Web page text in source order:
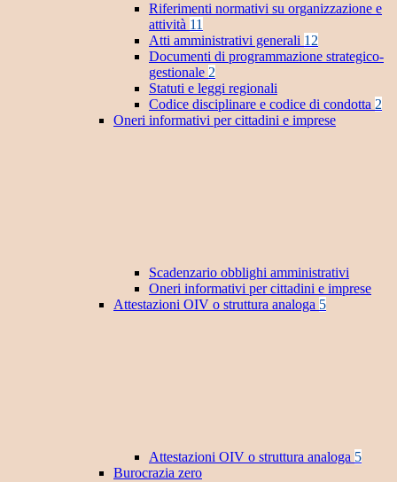
Riferimenti normativi su organizzazione e
attività 11
Atti amministrativi generali 12
Documenti di programmazione strategico-
gestionale 2
Statuti e leggi regionali
Codice disciplinare e codice di condotta 2
Oneri informativi per cittadini e imprese
Scadenzario obblighi amministrativi
Oneri informativi per cittadini e imprese
Attestazioni OIV o struttura analoga 5
Attestazioni OIV o struttura analoga 5
Burocrazia zero